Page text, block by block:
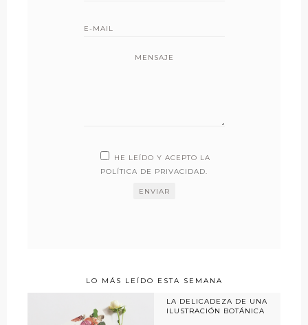
MENSAJE
HE LEÍDO Y ACEPTO LA
POLÍTICA DE PRIVACIDAD.
LO MÁS LEÍDO ESTA SEMANA
LA DELICADEZA DE UNA
ILUSTRACIÓN BOTÁNICA